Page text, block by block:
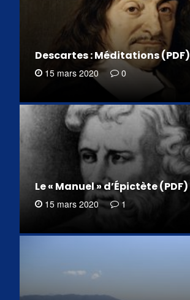
Descartes : Méditations (PDF)
15 mars 2020 0
Le « Manuel » d’Épictète (PDF)
15 mars 2020 1